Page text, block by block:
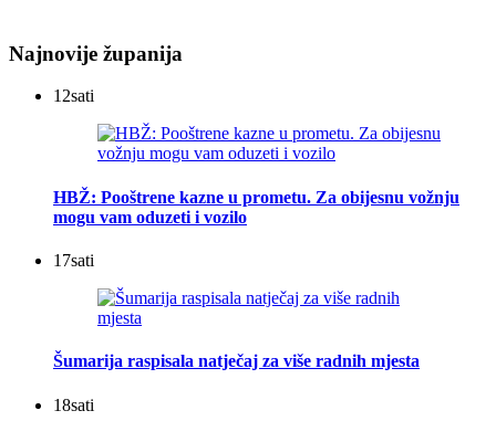
Najnovije županija
12sati
HBŽ: Pooštrene kazne u prometu. Za obijesnu vožnju
mogu vam oduzeti i vozilo
17sati
Šumarija raspisala natječaj za više radnih mjesta
18sati